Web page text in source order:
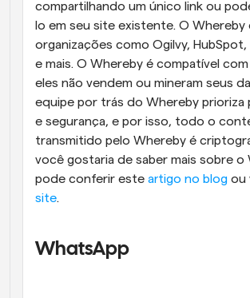
compartilhando um único link ou
lo em seu site existente. O Whereby
organizações como Ogilvy, HubSpot,
e mais. O Whereby é compatível com
eles não vendem ou mineram seus
equipe por trás do Whereby prioriza
e segurança, e por isso, todo o
transmitido pelo Whereby é
você gostaria de saber mais sobre o
pode conferir este artigo no blog
site.
WhatsApp